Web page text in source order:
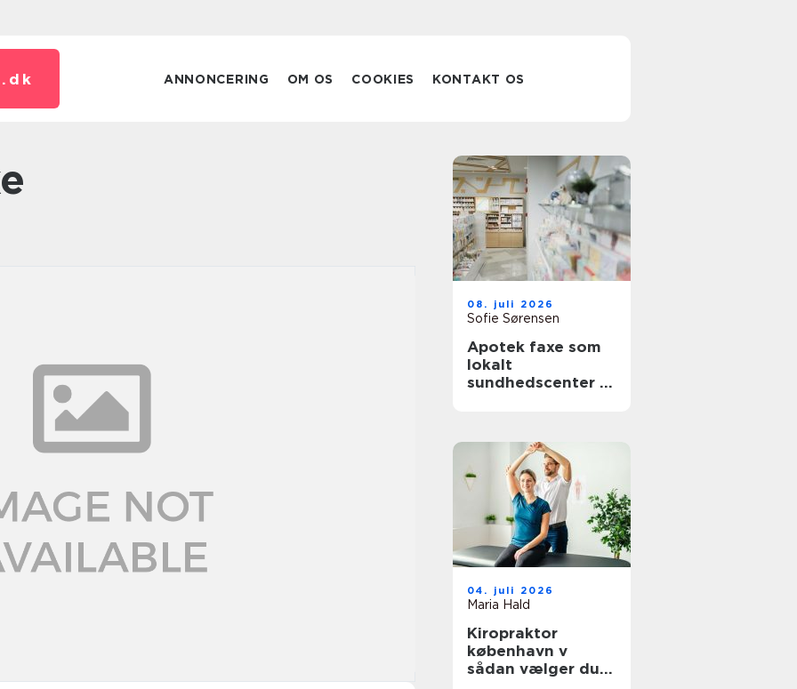
dk ANNONCERING OM OS COOKIES KONTAKT OS
08. juli 2026
Sofie Sørensen
Apotek faxe som
lokalt
sundhedscenter i
04. juli 2026
Maria Hald
Kiropraktor
københavn v
sådan vælger du